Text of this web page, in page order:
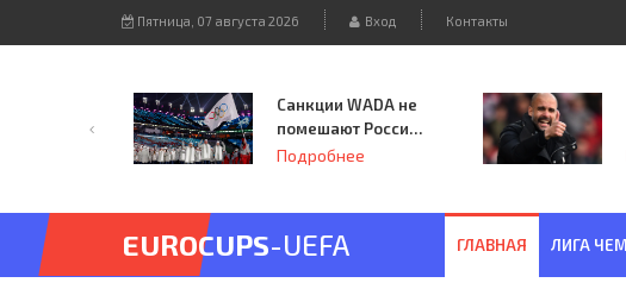
Пятница, 07 августа 2026 Вход Контакты
Санкции WADA не
помешают России
принять
Подробнее
EUROCUPS-UEFA ГЛАВНАЯ ЛИГА